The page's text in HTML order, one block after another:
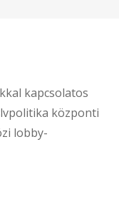
kapcsolatos
központi
lobby-